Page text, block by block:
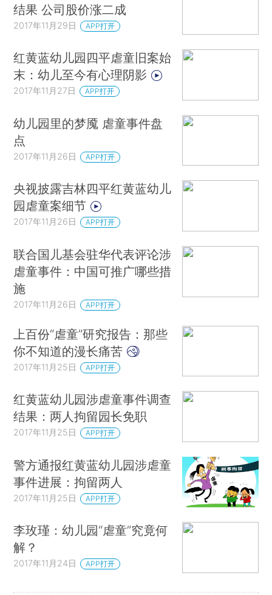
结果 公司股价涨二成
2017年11月29日 APP打开
红黄蓝幼儿园四平虐童旧案始
末：幼儿至今有心理阴影
2017年11月27日 APP打开
幼儿园里的梦魇 虐童事件盘
点
2017年11月26日 APP打开
央视披露吉林四平红黄蓝幼儿
园虐童案细节
2017年11月26日 APP打开
联合国儿基会驻华代表评论涉
虐童事件：中国可推广哪些措
施
2017年11月26日 APP打开
上百份“虐童”研究报告：那些
你不知道的漫长痛苦
2017年11月25日 APP打开
红黄蓝幼儿园涉虐童事件调查
结果：两人拘留园长免职
2017年11月25日 APP打开
警方通报红黄蓝幼儿园涉虐童
事件进展：拘留两人
2017年11月25日 APP打开
李玫瑾：幼儿园“虐童”究竟何
解？
2017年11月24日 APP打开